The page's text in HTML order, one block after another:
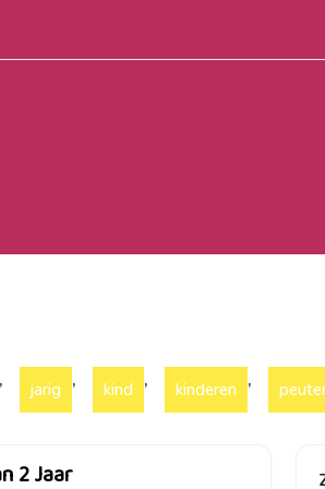
, jarig , kind , kinderen ,
2 Jaar